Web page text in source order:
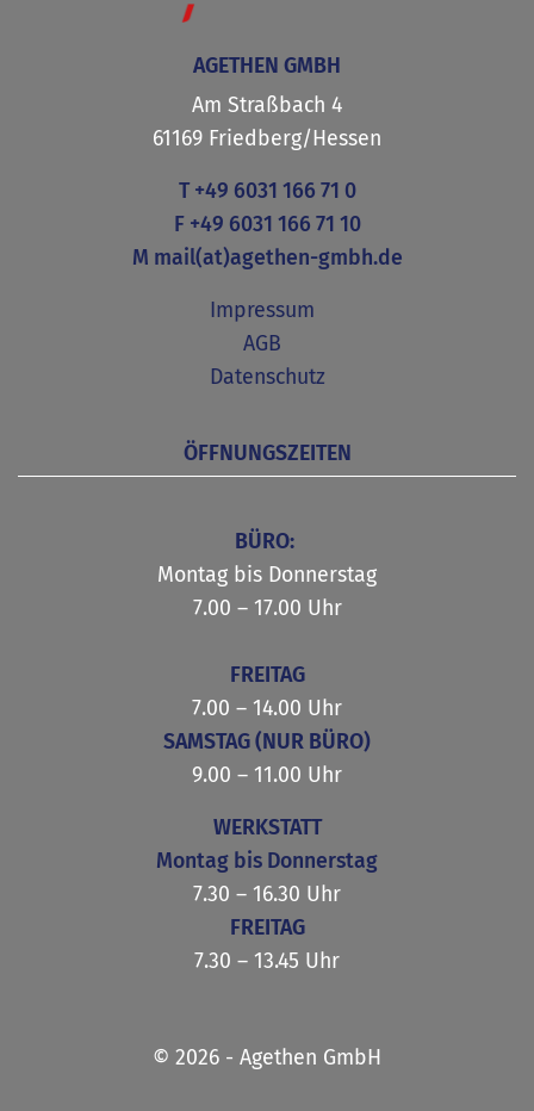
AGETHEN GMBH
Am Straßbach 4
61169 Friedberg/Hessen
T+49 6031 166 71 0
F +49 6031 166 71 10
M mail(at)agethen-gmbh.de
Impressum
AGB
Datenschutz
ÖFFNUNGSZEITEN
BÜRO:
Montag bis Donnerstag
7.00 – 17.00 Uhr
FREITAG
7.00 – 14.00 Uhr
SAMSTAG (NUR BÜRO)
9.00 – 11.00 Uhr
WERKSTATT
Montag bis Donnerstag
7.30 – 16.30 Uhr
FREITAG
7.30 – 13.45 Uhr
© 2026 - Agethen GmbH